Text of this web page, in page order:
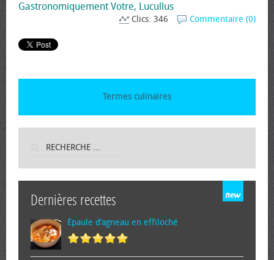
Gastronomiquement Votre, Lucullus
Commentaire (0)
Clics: 346
Termes culinaires
Dernières recettes
Épaule d’agneau en effiloché